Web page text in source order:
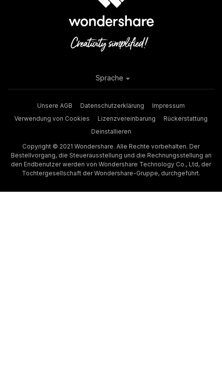
Unsere AGB Datenschutzerklärung
Impressum
Verwendung von Cookies
Lizenzvereinbarung
Rückerstattung
Deinstallieren
Copyright © 2021 Wondershare. Alle Rechte vorbehalten. Der
Bestellvorgang, die Steuerausstellung und die Rechnungsstellung an
den Endbenutzer werden von Wondershare Technology Co., Ltd, der
Tochtergesellschaft der Wondershare-Gruppe, durchgeführt.
Sprache